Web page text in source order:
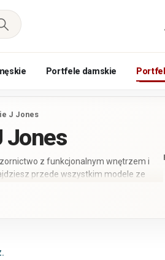
Portfele damskie
J Jones
Jones
z funkcjonalnym wnętrzem i
przede wszystkim modele ze
Przed zakupem porównaj liczbę
aby wybrać portfel najlepiej